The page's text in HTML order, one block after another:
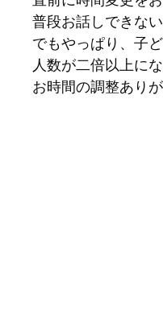
普段お話しできな
でもやっぱり、子
人数が二倍以上に
お時間の調整あり